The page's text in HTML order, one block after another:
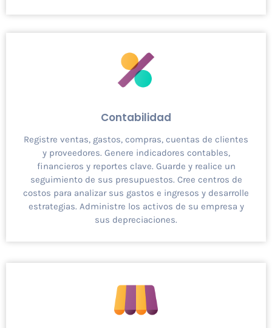
Contabilidad
Registre ventas, gastos, compras, cuentas de clientes
y proveedores. Genere indicadores contables,
financieros y reportes clave. Guarde y realice un
seguimiento de sus presupuestos. Cree centros de
costos para analizar sus gastos e ingresos y desarrolle
estrategias. Administre los activos de su empresa y
sus depreciaciones.